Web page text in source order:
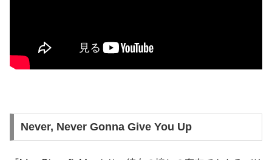
Never, Never Gonna Give You Up